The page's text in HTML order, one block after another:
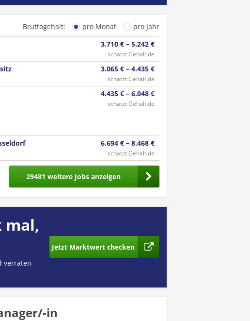
Bruttogehalt: pro Monat
pro Jahr
3.710 € – 5.242 €
schätzt Gehalt.de
3.065 € – 4.435 €
schätzt Gehalt.de
4.435 € – 6.048 €
schätzt Gehalt.de
6.694 € – 8.468 €
schätzt Gehalt.de
29481 weitere Jobs anzeigen
mal,
verraten
Jetzt Marktwert checken
in